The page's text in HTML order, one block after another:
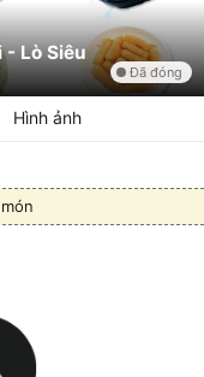
- Lò Siêu
Đã đóng
Hình ảnh